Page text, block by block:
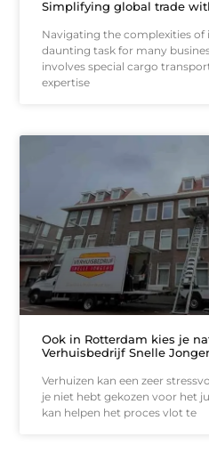
Simplifying global trade
Navigating the complexities of
daunting task for many
involves special cargo
expertise
Ook in Rotterdam kies je
Verhuisbedrijf Snelle
Verhuizen kan een zeer
je niet hebt gekozen voor het
kan helpen het proces vlot te